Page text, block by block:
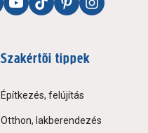
Szakértői tippek
Építkezés, felújítás
Otthon, lakberendezés